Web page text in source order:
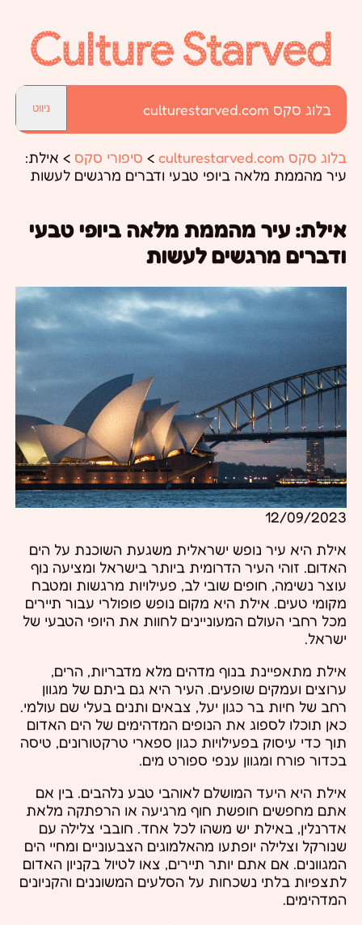
בלוג סקס culturestarved.com ניווט
בלוג סקס culturestarved.com > סיפורי סקס > אילת:
עיר מהממת מלאה ביופי טבעי ודברים מרגשים לעשות
אילת: עיר מהממת מלאה ביופי טבעי
ודברים מרגשים לעשות
12/09/2023
אילת היא עיר נופש ישראלית משגעת השוכנת על הים
האדום. זוהי העיר הדרומית ביותר בישראל ומציעה נוף
עוצר נשימה, חופים שובי לב, פעילויות מרגשות ומטבח
מקומי טעים. אילת היא מקום נופש פופולרי עבור תיירים
מכל רחבי העולם המעוניינים לחוות את היופי הטבעי של
ישראל.
אילת מתאפיינת בנוף מדהים מלא מדבריות, הרים,
ערוצים ועמקים שופעים. העיר היא גם ביתם של מגוון
רחב של חיות בר כגון יעל, צבאים ותנים בעלי שם עולמי.
כאן תוכלו לספוג את הנופים המדהימים של הים האדום
תוך כדי עיסוק בפעילויות כגון ספארי טרקטורונים, טיסה
בכדור פורח ומגוון ענפי ספורט מים.
אילת היא היעד המושלם לאוהבי טבע נלהבים. בין אם
אתם מחפשים חופשת חוף מרגיעה או הרפתקה מלאת
אדרנלין, באילת יש משהו לכל אחד. חובבי צלילה עם
שנורקל וצלילה יופתעו מהאלמוגים הצבעוניים ומחיי הים
המגוונים. אם אתם יותר תיירים, צאו לטיול בקניון האדום
לתצפיות בלתי נשכחות על הסלעים המשוננים והקניונים
המדהימים.